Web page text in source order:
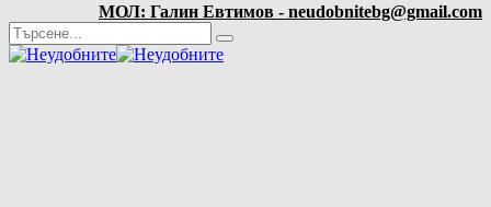
МОЛ: Галин Евтимов - neudobnitebg@gmail.com